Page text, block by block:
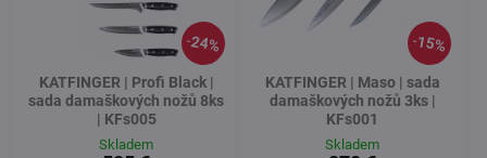
24%
KATFINGER | Profi Black |
sada damaškových nožů 8ks
| KFs005
Skladem
15%
KATFINGER | Maso | sada
damaškových nožů 3ks |
KFs001
Skladem